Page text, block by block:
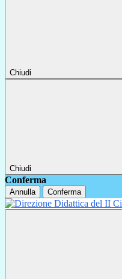
Chiudi
Chiudi
Conferma
Annulla Conferma